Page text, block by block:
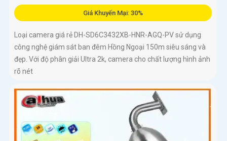
Giá Khuyến Mại: 30%
Loại camera giá rẻ DH-SD6C3432XB-HNR-AGQ-PV sử dụng
công nghệ giám sát ban đêm Hồng Ngoại 150m siêu sáng và
đẹp. Với độ phân giải Ultra 2k, camera cho chất lượng hình ảnh
rõ nét